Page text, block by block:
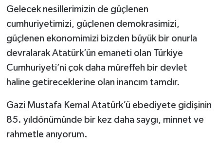
Gelecek nesillerimizin de güçlenen
cumhuriyetimizi, güçlenen demokrasimizi,
güçlenen ekonomimizi bizden büyük bir onurla
devralarak Atatürk’ün emaneti olan Türkiye
Cumhuriyeti’ni çok daha müreffeh bir devlet
haline getireceklerine olan inancım tamdır.
Gazi Mustafa Kemal Atatürk’ü ebediyete gidişinin
85. yıldönümünde bir kez daha saygı, minnet ve
rahmetle anıyorum.